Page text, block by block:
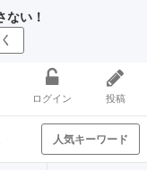
ない！
ログイン 投稿
人気キーワード